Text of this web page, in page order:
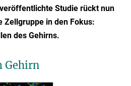
veröffentlichte Studie rückt nun
Zellgruppe in den Fokus:
des Gehirns.
Gehirn